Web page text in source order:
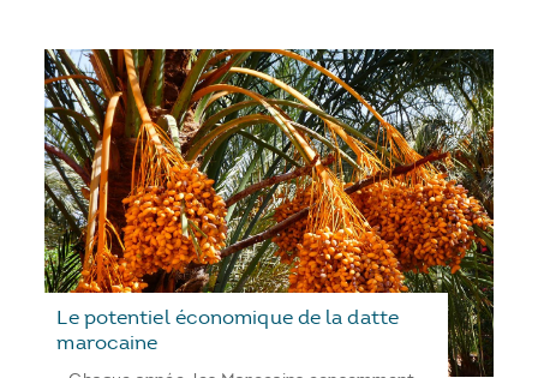
Le potentiel économique de la datte
marocaine